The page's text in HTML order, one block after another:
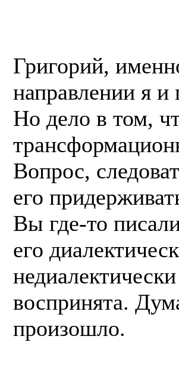
Григорий,
направлении я и
Но дело в том,
Вопрос,
его
Вы где-то
его
воспринята.
произошло.